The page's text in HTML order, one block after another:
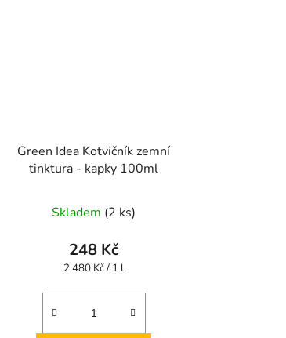
Green Idea Kotvičník zemní
tinktura - kapky 100ml
Skladem (2 ks)
248 Kč
Měrná
2 480 Kč / 1 l